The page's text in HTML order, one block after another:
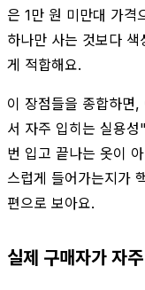
은 1만 원 미만대 가격
하나만 사는 것보다
게 적합해요.
이 장점들을 종합하면
서 자주 입히는 실용
번 입고 끝나는 옷이
스럽게 들어가는지가
편으로 보아요.
실제 구매자가 자